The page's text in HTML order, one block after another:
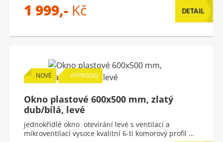
1 999,- Kč DETAIL
NOVÉ VÝPRODEJ
Okno plastové 600x500 mm, zlatý
dub/bílá, levé
jednokřídlé okno otevírání levé s ventilací a
mikroventilací vysoce kvalitní 6-ti komorový profil …